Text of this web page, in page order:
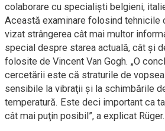
colaborare cu specialişti belgieni,
Această examinare folosind tehnicile
vizat strângerea cât mai multor
special despre starea actuală, cât şi
folosite de Vincent Van Gogh. „O
cercetării este că straturile de
sensibile la vibraţii şi la schimbările
temperatură. Este deci important ca
cât mai puţin posibil”, a explicat Rüger.